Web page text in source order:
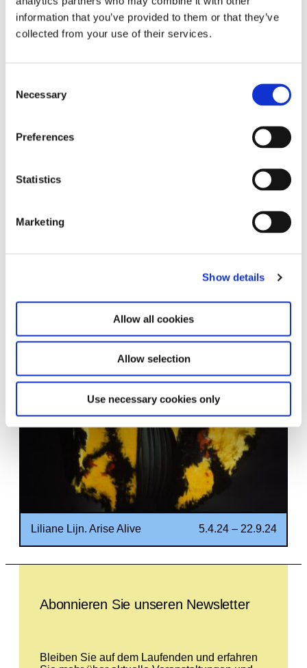
information that you’ve provided to them or that they’ve
collected from your use of their services.
Selection
Necessary
Preferences
Statistics
Marketing
Show details
Allow all cookies
Allow selection
Use necessary cookies only
Kontakt für Editionen
T +49 89 21127 152
Zugehörig
Liliane Lijn. Arise Alive 5.4.24 – 22.9.24
Abonnieren Sie unseren Newsletter
Bleiben Sie auf dem Laufenden und erfahren